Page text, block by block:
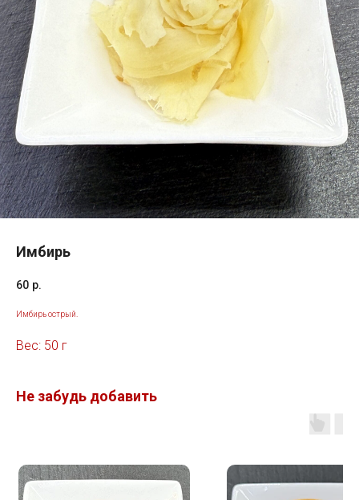
Имбирь
60 р.
Имбирь острый.
Вес: 50 г
Не забудь добавить